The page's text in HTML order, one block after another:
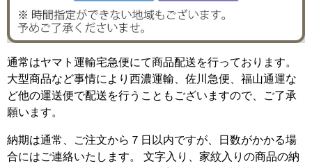
通常はヤマト運輸宅急便にて商品配送を行っております。
大型商品など事情により西濃運輸、佐川急便、福山通運な
ど他の運送便で配送を行うこともございますので、ご了承
願います。
納期は通常、ご注文から７日以内ですが、日数がかかる場
合にはご連絡いたします。 文字入り、家紋入りの商品の納